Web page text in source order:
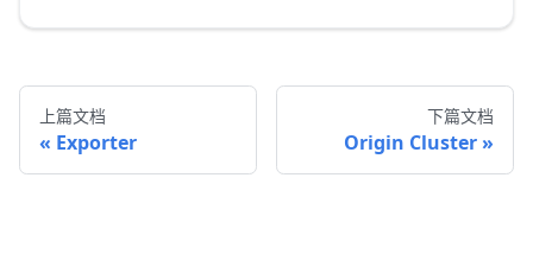
上篇文档
Exporter
下篇文档
Origin Cluster